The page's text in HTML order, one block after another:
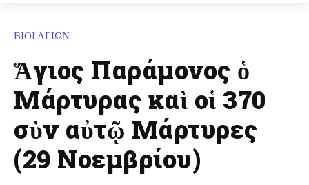
ΒΙΟΙ ΑΓΙΩΝ
Ἅγιος Παράμονος ὁ
Μάρτυρας καὶ οἱ 370
σὺν αὐτῷ Μάρτυρες
(29 Νοεμβρίου)